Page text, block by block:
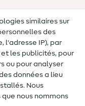
similaires sur
des
l'adresse IP), par
les publicités, pour
ou pour analyser
données a lieu
Nous
nous nommons